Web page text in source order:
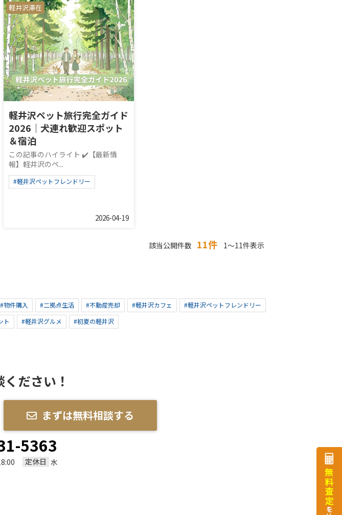
軽井沢滞在
軽井沢ペット旅行完全ガイド
2026｜犬連れ歓迎スポット
＆宿泊
この記事のハイライト ✔️【最新情
報】軽井沢のペ...
#軽井沢ペットフレンドリー
2026-04-19
該当公開件数 11件 1～11件表示
#物件購入 #二拠点生活 #不動産売却 #軽井沢カフェ
#軽井沢ペットフレンドリー
ト #軽井沢グルメ #初夏の軽井沢
ださい！
まずは無料相談する
5363
定休日 水